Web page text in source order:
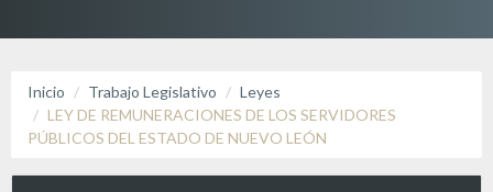
Inicio Trabajo Legislativo
Leyes
LEY DE REMUNERACIONES DE LOS SERVIDORES
PÚBLICOS DEL ESTADO DE NUEVO LEÓN